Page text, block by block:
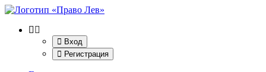
Вход
Регистрация